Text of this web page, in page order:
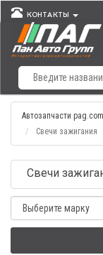
КОНТАКТЫ
Автозапчасти
Свечи зажигания
Свечи